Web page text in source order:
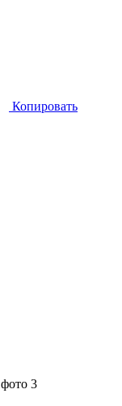
Копировать